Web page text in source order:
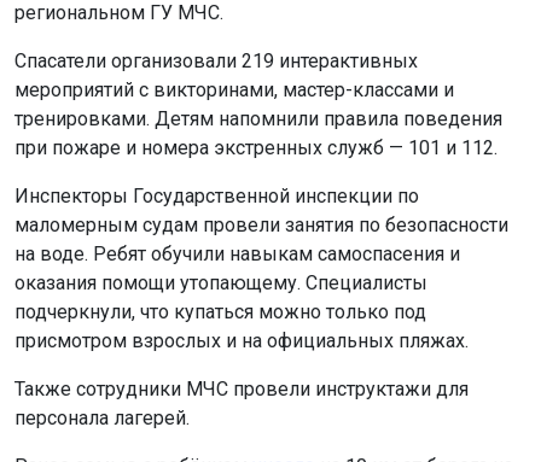
региональном ГУ МЧС.
Спасатели организовали 219 интерактивных
мероприятий с викторинами, мастер-классами и
тренировками. Детям напомнили правила поведения
при пожаре и номера экстренных служб — 101 и 112.
Инспекторы Государственной инспекции по
маломерным судам провели занятия по безопасности
на воде. Ребят обучили навыкам самоспасения и
оказания помощи утопающему. Специалисты
подчеркнули, что купаться можно только под
присмотром взрослых и на официальных пляжах.
Также сотрудники МЧС провели инструктажи для
персонала лагерей.